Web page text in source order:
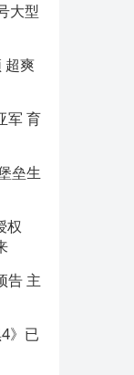
大型
超爽
军 育
垒生
权
告 主
》已